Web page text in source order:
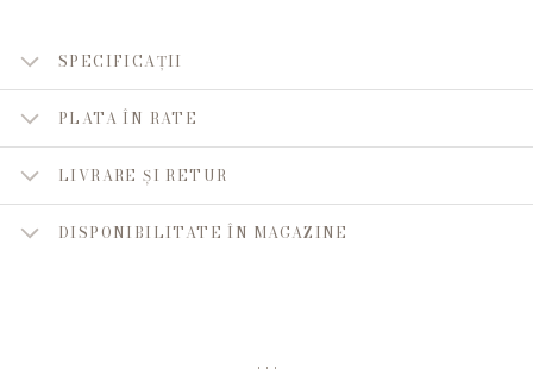
SPECIFICAȚII
PLATA ÎN RATE
LIVRARE ȘI RETUR
DISPONIBILITATE ÎN MAGAZINE